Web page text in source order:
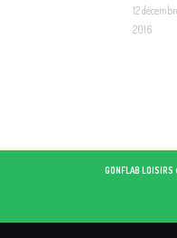
12
2016
GONFLAB LOISIRS